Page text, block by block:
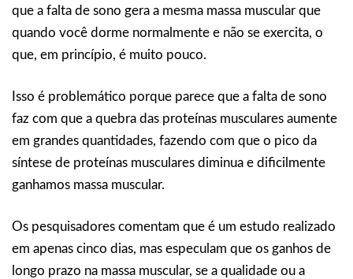
que a falta de sono gera a mesma massa muscular que
quando você dorme normalmente e não se exercita, o
que, em princípio, é muito pouco.
Isso é problemático porque parece que a falta de sono
faz com que a quebra das proteínas musculares aumente
em grandes quantidades, fazendo com que o pico da
síntese de proteínas musculares diminua e dificilmente
ganhamos massa muscular.
Os pesquisadores comentam que é um estudo realizado
em apenas cinco dias, mas especulam que os ganhos de
longo prazo na massa muscular, se a qualidade ou a